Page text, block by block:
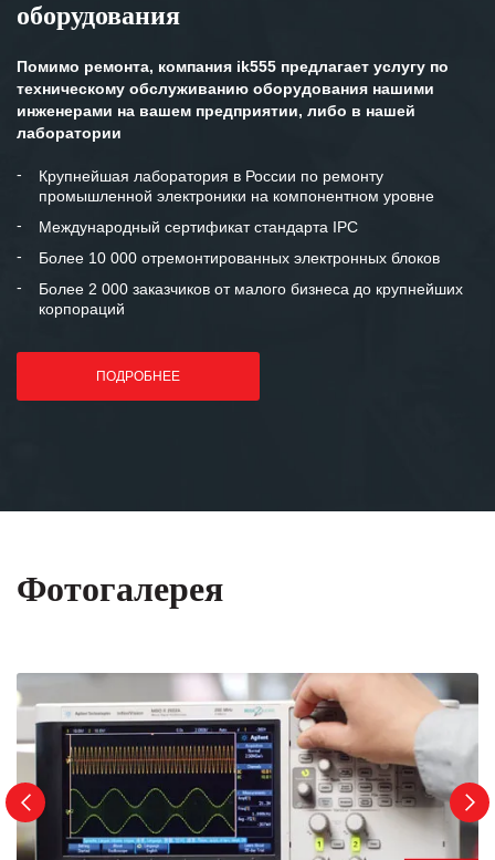
оборудования
Помимо ремонта, компания ik555 предлагает услугу по
техническому обслуживанию оборудования нашими
инженерами на вашем предприятии, либо в нашей
лаборатории
Крупнейшая лаборатория в России по ремонту
промышленной электроники на компонентном уровне
Международный сертификат стандарта IPC
Более 10 000 отремонтированных электронных блоков
Более 2 000 заказчиков от малого бизнеса до крупнейших
корпораций
ПОДРОБНЕЕ
Фотогалерея